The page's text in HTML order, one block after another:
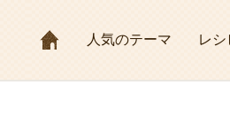
HOME人気のテーマ レ